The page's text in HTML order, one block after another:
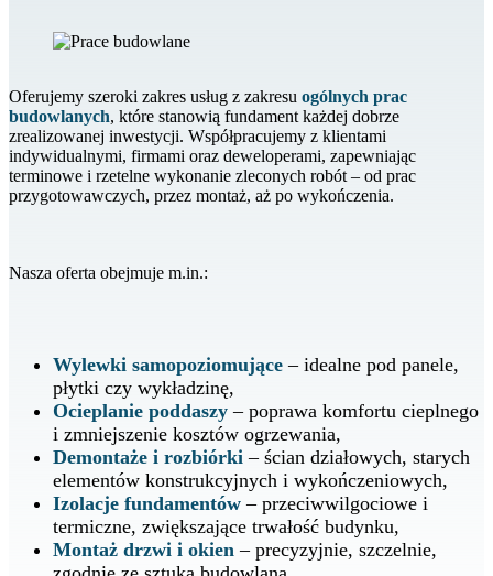
Oferujemy szeroki zakres usług z zakresu ogólnych prac
budowlanych, które stanowią fundament każdej dobrze
zrealizowanej inwestycji. Współpracujemy z klientami
indywidualnymi, firmami oraz deweloperami, zapewniając
terminowe i rzetelne wykonanie zleconych robót – od prac
przygotowawczych, przez montaż, aż po wykończenia.
Nasza oferta obejmuje m.in.:
Wylewki samopoziomujące – idealne pod panele,
płytki czy wykładzinę,
Ocieplanie poddaszy – poprawa komfortu cieplnego
i zmniejszenie kosztów ogrzewania,
Demontaże i rozbiórki – ścian działowych, starych
elementów konstrukcyjnych i wykończeniowych,
Izolacje fundamentów – przeciwwilgociowe i
termiczne, zwiększające trwałość budynku,
Montaż drzwi i okien – precyzyjnie, szczelnie,